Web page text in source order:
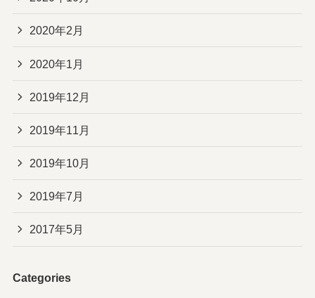
2020年2月
2020年1月
2019年12月
2019年11月
2019年10月
2019年7月
2017年5月
Categories